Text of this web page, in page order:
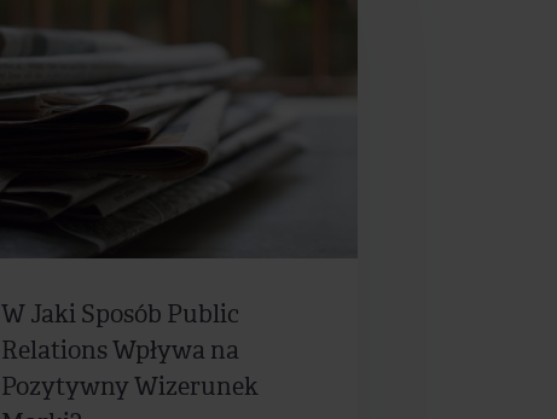
W Jaki Sposób Public
Relations Wpływa na
Pozytywny Wizerunek